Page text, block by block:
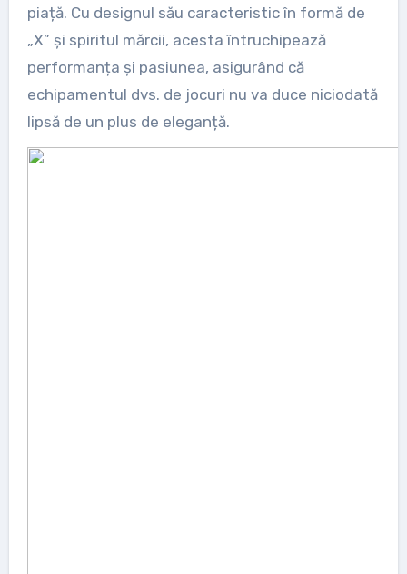
piață. Cu designul său caracteristic în formă de
„X” și spiritul mărcii, acesta întruchipează
performanța și pasiunea, asigurând că
echipamentul dvs. de jocuri nu va duce niciodată
lipsă de un plus de eleganță.